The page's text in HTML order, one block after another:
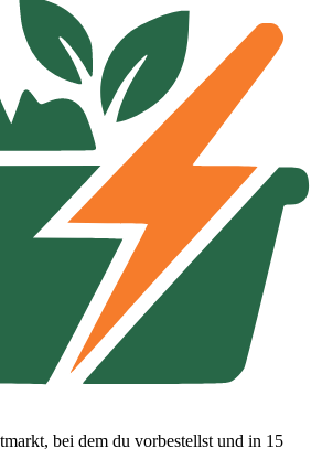
bei dem du vorbestellst und in 15